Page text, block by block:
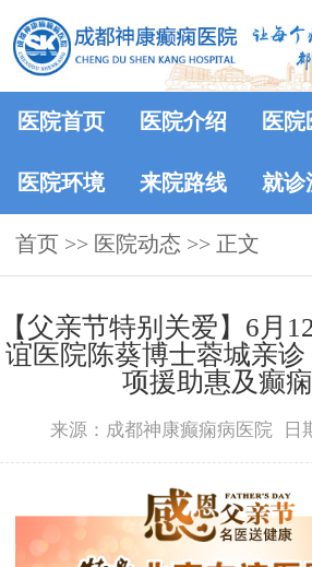
医院首页 医院介绍 医院
医院环境 来院路线 就诊
首页 >> 医院动态 >> 正文
【父亲节特别关爱】6月
谊医院陈葵博士蓉城亲
项援助惠及癫
来源：成都神康癫痫病医院 日